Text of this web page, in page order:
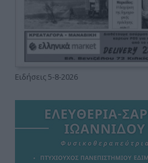
Ειδήσεις 5-8-2026